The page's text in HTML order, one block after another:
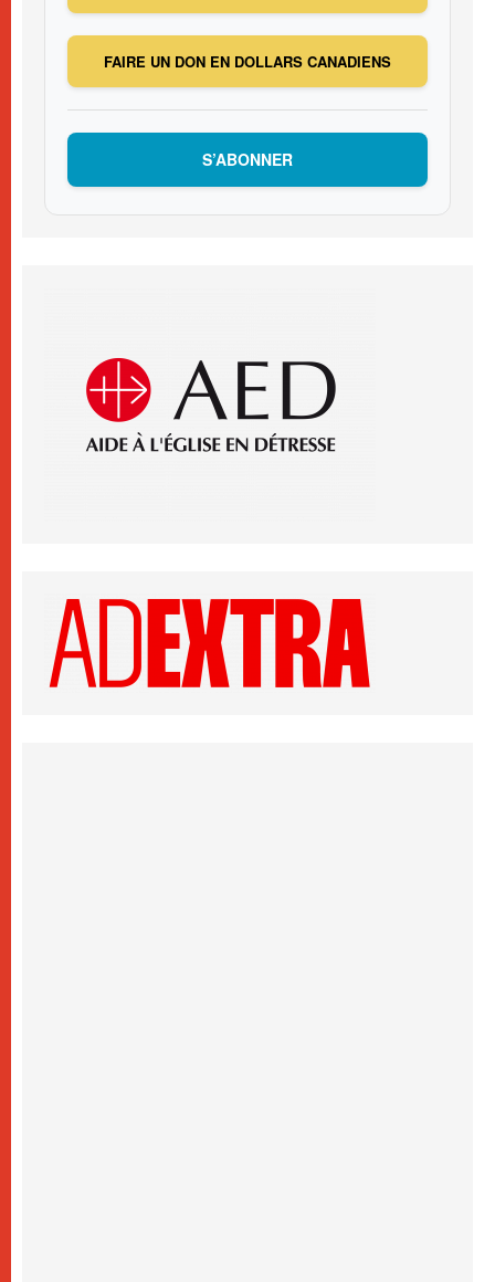
FAIRE UN DON EN DOLLARS CANADIENS
S’ABONNER